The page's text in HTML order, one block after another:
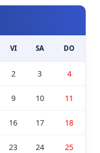
VI SA DO
2 3 4
9 10 11
16 17 18
23 24 25